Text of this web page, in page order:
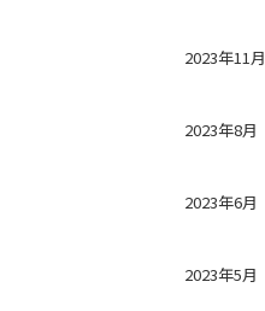
2023年11月
2023年8月
2023年6月
2023年5月